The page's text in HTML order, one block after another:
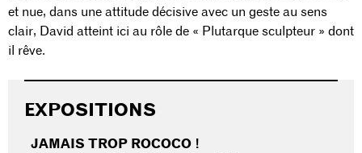
et nue, dans une attitude décisive avec un geste au sens
clair, David atteint ici au rôle de « Plutarque sculpteur » dont
il rêve.
EXPOSITIONS
JAMAIS TROP ROCOCO !